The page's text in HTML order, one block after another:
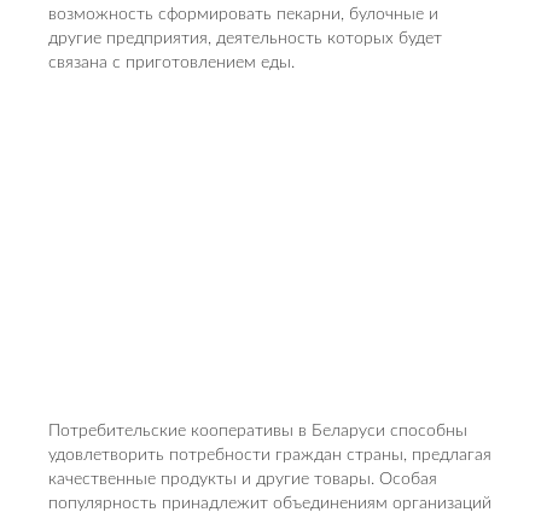
возможность сформировать пекарни, булочные и
другие предприятия, деятельность которых будет
связана с приготовлением еды.
Потребительские кооперативы в Беларуси способны
удовлетворить потребности граждан страны, предлагая
качественные продукты и другие товары. Особая
популярность принадлежит объединениям организаций